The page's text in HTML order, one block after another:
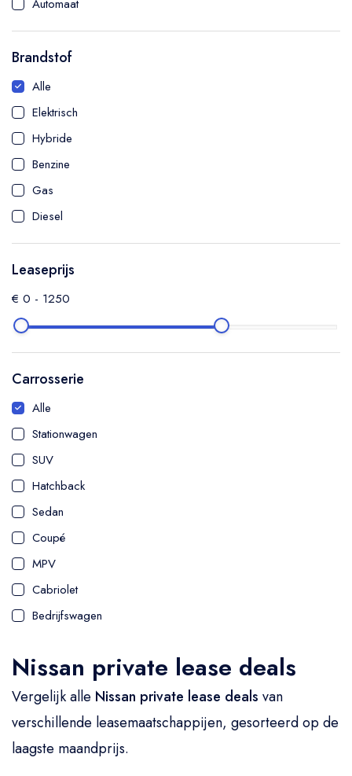
Automaat
Brandstof
Alle
Elektrisch
Hybride
Benzine
Gas
Diesel
Leaseprijs
€ 0 - 1250
Carrosserie
Alle
Stationwagen
SUV
Hatchback
Sedan
Coupé
MPV
Cabriolet
Bedrijfswagen
Nissan private lease deals
Vergelijk alle Nissan private lease deals van
verschillende leasemaatschappijen, gesorteerd op de
laagste maandprijs.